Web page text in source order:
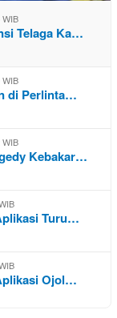
Telaga Ka…
di Perlinta…
Kebakar…
Turu…
Ojol…